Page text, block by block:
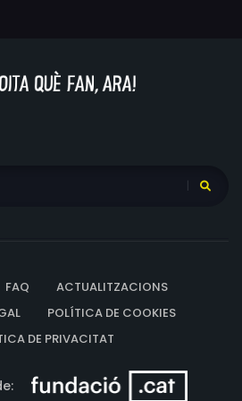
FAQ
ACTUALITZACIONS
POLÍTICA DE COOKIES
DE PRIVACITAT